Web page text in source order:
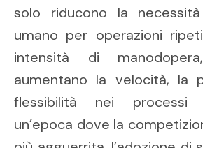
solo riducono la
umano per operazioni
intensità di
aumentano la velocità, la
flessibilità nei processi
un’epoca dove la